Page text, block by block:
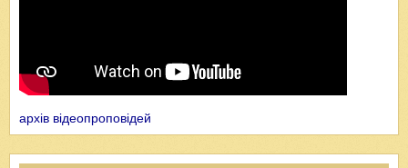
архів відеопроповідей